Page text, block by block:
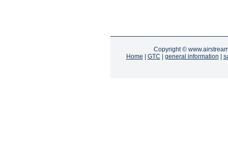
Copyright ©
Home
GTC general information